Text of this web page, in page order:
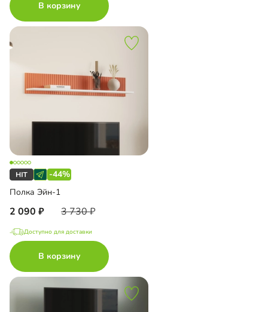
В корзину
-44%
Полка Эйн-1
2 090 3 730
Доступно для доставки
В корзину